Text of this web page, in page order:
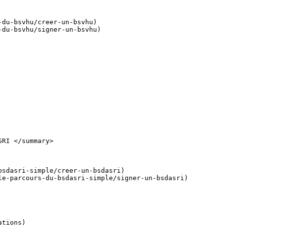
bsvhu/creer-un-bsvhu)
bsvhu/signer-un-bsvhu)
</summary>
simple/creer-un-bsdasri)
du-bsdasri-simple/signer-un-bsdasri)